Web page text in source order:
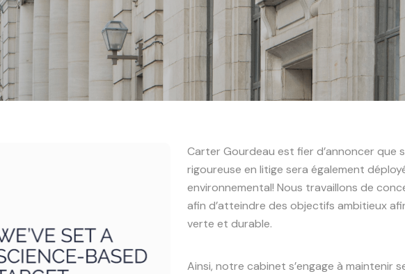
Carter Gourdeau est fier d’annoncer que
rigoureuse en litige sera également
environnemental! Nous travaillons de
afin d’atteindre des objectifs ambitieux
verte et durable.
Ainsi, notre cabinet s’engage à maintenir